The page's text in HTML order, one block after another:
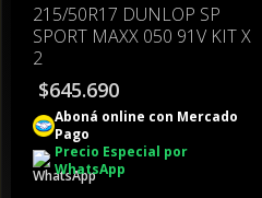
215/50R17 DUNLOP SP
SPORT MAXX 050 91V KIT X
2
$645.690
Aboná online con Mercado
Pago
Precio Especial por
WhatsApp